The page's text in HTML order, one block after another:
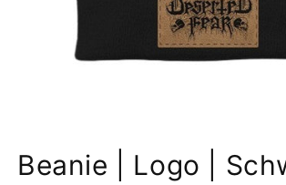
in
Modal
Beanie | Logo |